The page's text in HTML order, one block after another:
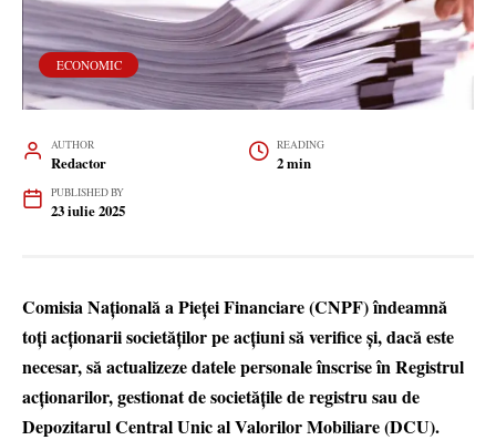
ECONOMIC
AUTHOR
Redactor
READING
2 min
PUBLISHED BY
23 iulie 2025
Comisia Națională a Pieței Financiare (CNPF) îndeamnă
toți acționarii societăților pe acțiuni să verifice și, dacă este
necesar, să actualizeze datele personale înscrise în Registrul
acționarilor, gestionat de societățile de registru sau de
Depozitarul Central Unic al Valorilor Mobiliare (DCU).